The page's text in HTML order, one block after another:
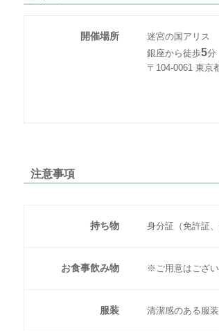
開催場所
迷宮の国アリス
銀座から徒歩5分
〒104-0061 東京
注意事項
持ち物 身分証（免許証
お食事飲み物 ※ご用意はござい
服装 清潔感のある服